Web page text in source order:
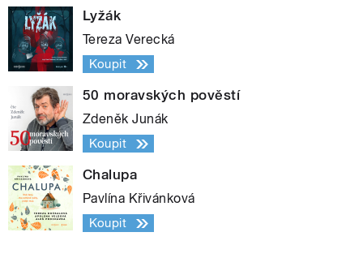
Lyžák
Tereza Verecká
Koupit
50 moravských pověstí
Zdeněk Junák
Koupit
Chalupa
Pavlína Křivánková
Koupit